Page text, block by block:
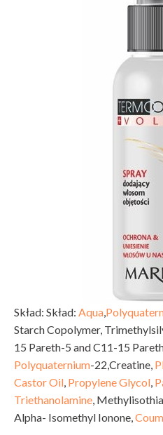
Skład: Skład: Aqua
Starch Copolymer,
15 Pareth-5 and C11-15
Polyquaternium-22,Creatine,
Castor Oil Propylene Glycol
Triethanolamine ,
Alpha- Isomethyl Ionone,